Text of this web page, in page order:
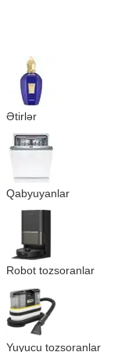
Ətirlər
Qabyuyanlar
Robot tozsoranlar
Yuyucu tozsoranlar